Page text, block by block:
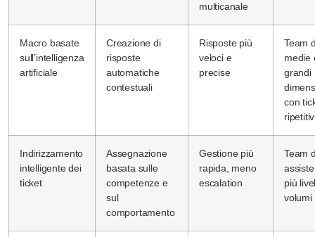
multicanale
Macro basate
sull’intelligenza
artificiale
Creazione di
risposte
automatiche
contestuali
Risposte più
veloci e
precise
Team
medie
grandi
con
Indirizzamento
intelligente dei
ticket
Assegnazione
basata sulle
competenze e
sul
comportamento
Gestione più
rapida, meno
escalation
Team
più
volumi